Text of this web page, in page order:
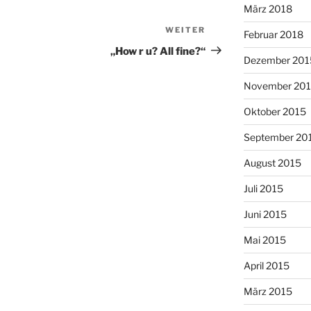
Nächster
Beitrag
WEITER
„How r u? All fine?“
März 2018
Februar 2018
Dezember
November
Oktober 2015
September
August 2015
Juli 2015
Juni 2015
Mai 2015
April 2015
März 2015